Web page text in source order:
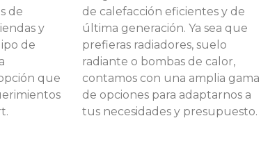
de
y
de
que
de calefacción eficientes y de
última generación. Ya sea que
prefieras radiadores, suelo
radiante o bombas de calor,
contamos con una amplia gama
de opciones para adaptarnos a
tus necesidades y presupuesto.